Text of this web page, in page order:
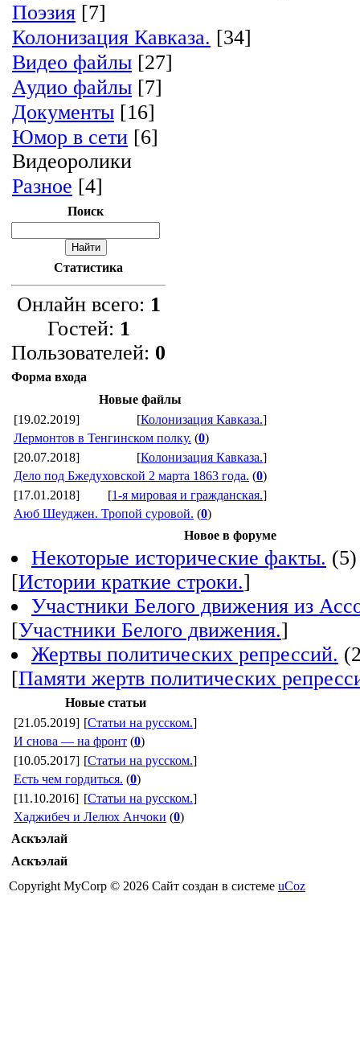
Поэзия [7]
Колонизация Кавказа. [34]
Видео файлы [27]
Аудио файлы [7]
Документы [16]
Юмор в сети [6]
Видеоролики
Разное [4]
Поиск
Статистика
Онлайн всего: 1
Гостей: 1
Пользователей: 0
Форма входа
Новые файлы
[19.02.2019]
[Колонизация Кавказа.]
Лермонтов в Тенгинском полку. (0)
[20.07.2018]
[Колонизация Кавказа.]
Дело под Бжедуховской 2 марта 1863 года. (0)
[17.01.2018]
[1-я мировая и гражданская.]
Аюб Шеуджен. Тропой суровой. (0)
Новое в форуме
Некоторые исторические факты. (5)
[Истории краткие строки.]
Участники Белого движения из
[Участники Белого движения.]
Жертвы политических репрессий.
[Памяти жертв политических
Новые статьи
[21.05.2019] [Статьи на русском.]
И снова — на фронт (0)
[10.05.2017] [Статьи на русском.]
Есть чем гордиться. (0)
[11.10.2016] [Статьи на русском.]
Хаджибеч и Лелюх Анчоки (0)
Аскъэлай
Аскъэлай
Copyright MyCorp © 2026 Сайт создан в системе uCoz